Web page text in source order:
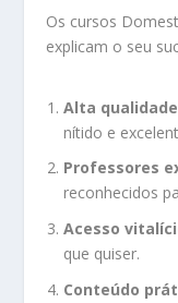
Os cursos
explicam o seu
Alta
nítido e
Professores
reconhecidos
Acesso
que quiser.
Conteúdo